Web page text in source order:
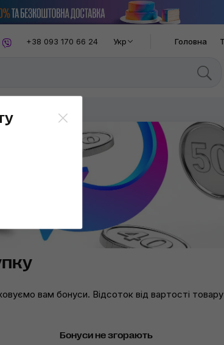
+38 093 170 66 24 Укр Головна
вам бонуси. Відсоток від вартості
Бонуси не згорають